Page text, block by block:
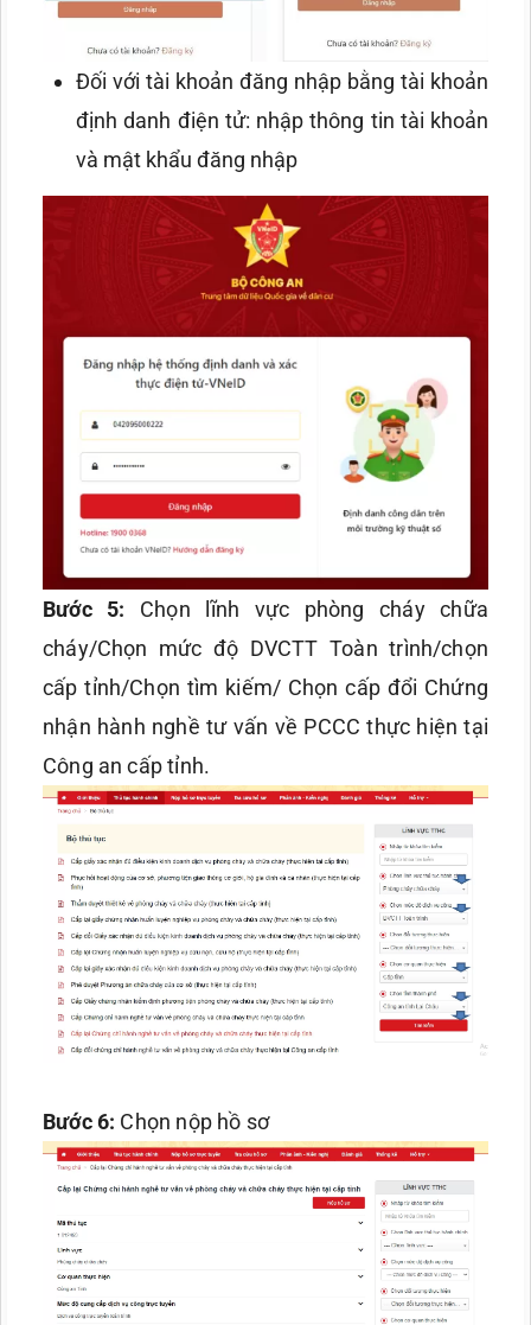
Đối với tài khoản đăng nhập bằng tài khoản
định danh điện tử: nhập thông tin tài khoản
và mật khẩu đăng nhập
Bước 5: Chọn lĩnh vực phòng cháy chữa
cháy/Chọn mức độ DVCTT Toàn trình/chọn
cấp tỉnh/Chọn tìm kiếm/ Chọn cấp đổi Chứng
nhận hành nghề tư vấn về PCCC thực hiện tại
Công an cấp tỉnh.
Bước 6: Chọn nộp hồ sơ